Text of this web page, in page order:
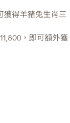
獲得羊豬兔生肖三
，即可額外獲